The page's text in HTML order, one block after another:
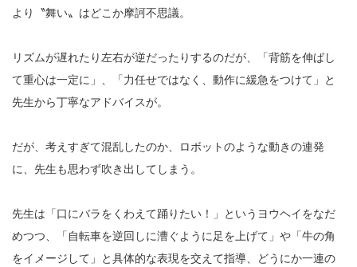
より〝舞い〟はどこか摩訶不思議。
リズムが遅れたり左右が逆だったりするのだが、「背筋を伸ばし
て重心は一定に」、「力任せではなく、動作に緩急をつけて」と
先生から丁寧なアドバイスが。
だが、考えすぎて混乱したのか、ロボットのような動きの連発
に、先生も思わず吹き出してしまう。
先生は「口にバラをくわえて踊りたい！」というヨウヘイをなだ
めつつ、「自転車を逆回しに漕ぐように足を上げて」や「牛の角
をイメージして」と具体的な表現を交えて指導、どうにか一連の